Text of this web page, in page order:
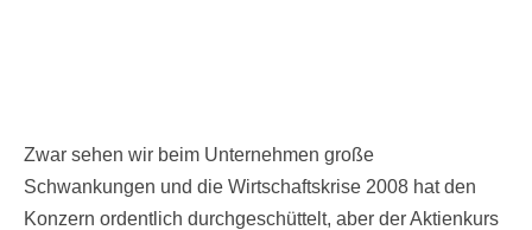
Zwar sehen wir beim Unternehmen große
Schwankungen und die Wirtschaftskrise 2008 hat den
Konzern ordentlich durchgeschüttelt, aber der Aktienkurs